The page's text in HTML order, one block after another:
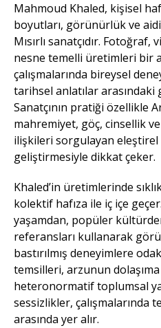
Mahmoud Khaled, kişisel
boyutları, görünürlük ve
Mısırlı sanatçıdır.
nesne temelli üretimleri bir
çalışmalarında bireysel
tarihsel anlatılar arasındaki
Sanatçının pratiği özellikle
mahremiyet, göç, cinsellik
ilişkileri sorgulayan eleştirel
geliştirmesiyle dikkat çeker.
Khaled’in üretimlerinde
kolektif hafıza ile iç içe
yaşamdan, popüler
referansları kullanarak
bastırılmış deneyimlere
temsilleri, arzunun
heteronormatif toplumsal
sessizlikler, çalışmalarında
arasında yer alır.